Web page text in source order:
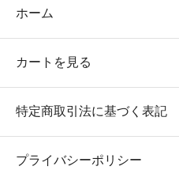
ホーム
カートを見る
特定商取引法に基づく表記
プライバシーポリシー